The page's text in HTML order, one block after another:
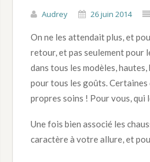
Audrey 26 juin 2014
On ne les attendait plus, et
retour, et pas seulement pour
dans tous les modèles,
pour tous les goûts. Certaines
propres soins ! Pour vous, qui
Une fois bien associé les
caractère à votre allure, et